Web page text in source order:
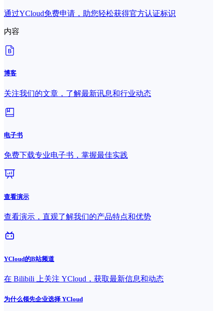
通过YCloud免费申请，助您轻松获得官方认证标识
内容
博客
关注我们的文章，了解最新讯息和行业动态
电子书
免费下载专业电子书，掌握最佳实践
查看演示
查看演示，直观了解我们的产品特点和优势
YCloud的B站频道
在 Bilibili 上关注 YCloud，获取最新信息和动态
为什么领先企业选择 YCloud